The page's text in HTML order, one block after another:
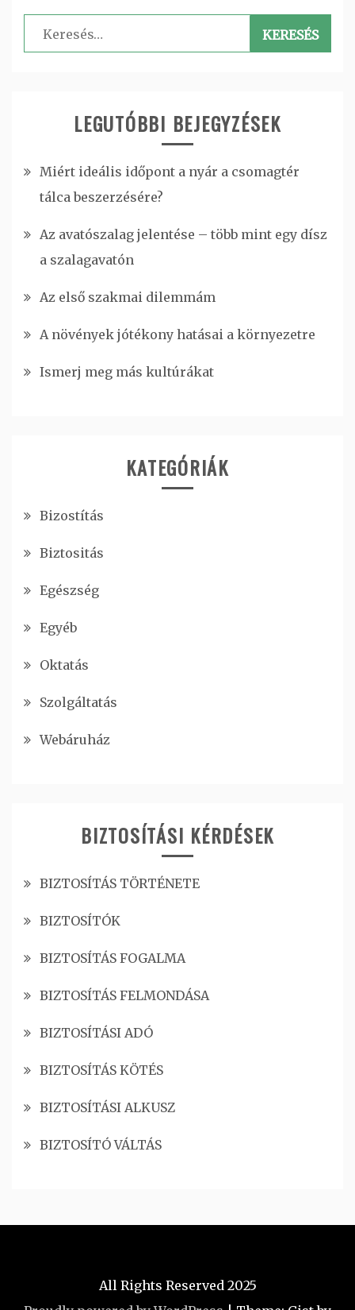
Keresés:
LEGUTÓBBI BEJEGYZÉSEK
Miért ideális időpont a nyár a csomagtér
tálca beszerzésére?
Az avatószalag jelentése – több mint egy dísz
a szalagavatón
Az első szakmai dilemmám
A növények jótékony hatásai a környezetre
Ismerj meg más kultúrákat
KATEGÓRIÁK
Bizostítás
Biztositás
Egészség
Egyéb
Oktatás
Szolgáltatás
Webáruház
BIZTOSÍTÁSI KÉRDÉSEK
BIZTOSÍTÁS TÖRTÉNETE
BIZTOSÍTÓK
BIZTOSÍTÁS FOGALMA
BIZTOSÍTÁS FELMONDÁSA
BIZTOSÍTÁSI ADÓ
BIZTOSÍTÁS KÖTÉS
BIZTOSÍTÁSI ALKUSZ
BIZTOSÍTÓ VÁLTÁS
All Rights Reserved 2025